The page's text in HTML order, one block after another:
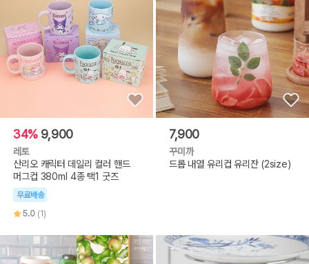
34% 9,900
레토
산리오 캐릭터 데일리 컬러 핸드
머그컵 380ml 4종 택1 굿즈
무료배송
5.0 (1)
7,900
꾸미까
드롭 내열 유리컵 유리잔 (2size)